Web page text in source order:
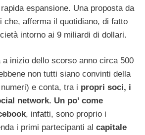
espansione. Una proposta da
che, afferma il quotidiano, di fatto
intorno ai 9 miliardi di dollari.
a inizio dello scorso anno circa 500
non tutti siano convinti della
e conta, tra i propri soci, i
network. Un po’ come
, infatti, sono proprio i
i primi partecipanti al capitale